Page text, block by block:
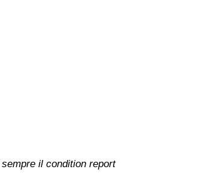
il condition report